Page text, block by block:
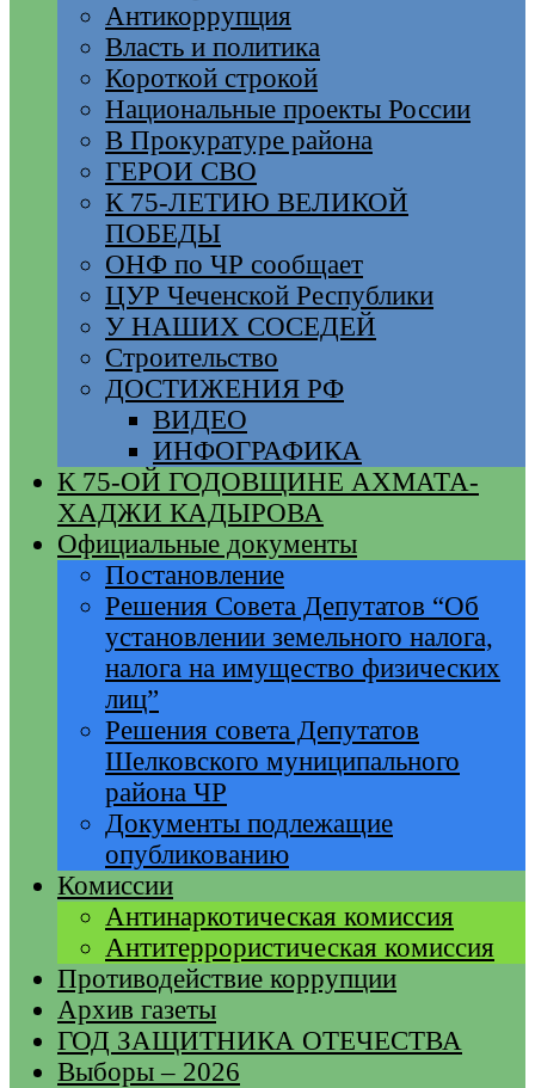
Антикоррупция
Власть и политика
Короткой строкой
Национальные проекты России
В Прокуратуре района
ГЕРОИ СВО
К 75-ЛЕТИЮ ВЕЛИКОЙ
ПОБЕДЫ
ОНФ по ЧР сообщает
ЦУР Чеченской Республики
У НАШИХ СОСЕДЕЙ
Строительство
ДОСТИЖЕНИЯ РФ
ВИДЕО
ИНФОГРАФИКА
К 75-ОЙ ГОДОВЩИНЕ АХМАТА-
ХАДЖИ КАДЫРОВА
Официальные документы
Постановление
Решения Совета Депутатов “Об
установлении земельного налога,
налога на имущество физических
лиц”
Решения совета Депутатов
Шелковского муниципального
района ЧР
Документы подлежащие
опубликованию
Комиссии
Антинаркотическая комиссия
Антитеррористическая комиссия
Противодействие коррупции
Архив газеты
ГОД ЗАЩИТНИКА ОТЕЧЕСТВА
Выборы – 2026